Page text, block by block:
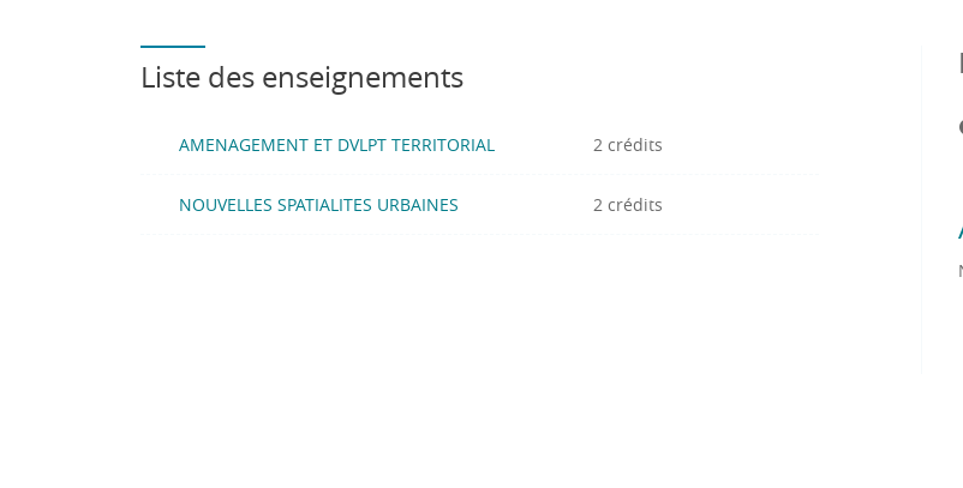
Liste des enseignements
AMENAGEMENT ET DVLPT TERRITORIAL 2 crédits
NOUVELLES SPATIALITES URBAINES 2 crédits